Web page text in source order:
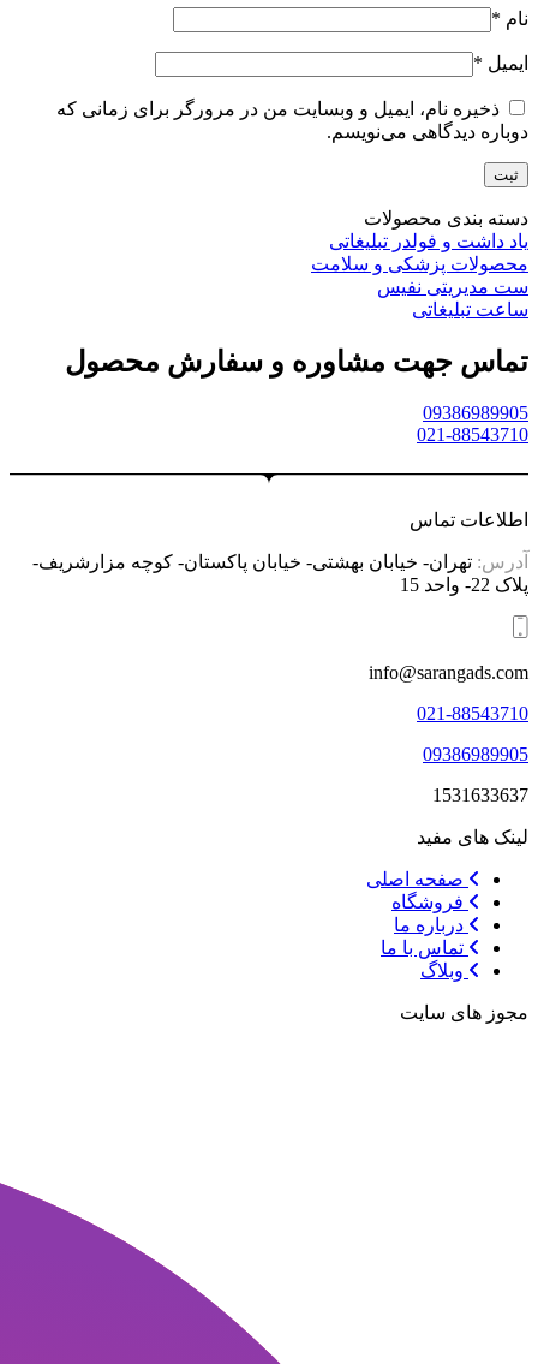
نام *
ایمیل *
ذخیره نام، ایمیل و وبسایت من در مرورگر برای زمانی که
دوباره دیدگاهی می‌نویسم.
دسته بندی محصولات
یاد داشت و فولدر تبلیغاتی
محصولات پزشکی و سلامت
ست مدیریتی نفیس
ساعت تبلیغاتی
تماس جهت مشاوره و سفارش محصول
09386989905
021-88543710
اطلاعات تماس
آدرس: تهران- خیابان بهشتی- خیابان پاکستان- کوچه مزارشریف-
پلاک 22- واحد 15
info@sarangads.com
021-88543710
09386989905
1531633637
لینک های مفید
صفحه اصلی
فروشگاه
درباره ما
تماس با ما
وبلاگ
مجوز های سایت